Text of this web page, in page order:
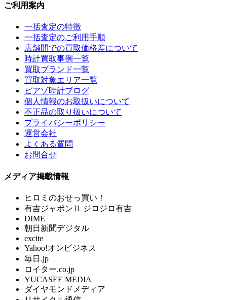
ご利用案内
一括査定の特徴
一括査定のご利用手順
店舗間での買取価格差について
時計買取事例一覧
買取ブランド一覧
買取対象エリア一覧
ピアゾ時計ブログ
個人情報のお取扱いについて
不正品の取り扱いについて
プライバシーポリシー
運営会社
よくある質問
お問合せ
メディア掲載情報
ヒロミのおせっ買い！
有吉ジャポンⅡ ジロジロ有吉
DIME
朝日新聞デジタル
excite
Yahoo!オンビジネス
毎日.jp
ロイター.co.jp
YUCASEE MEDIA
ダイヤモンドメディア